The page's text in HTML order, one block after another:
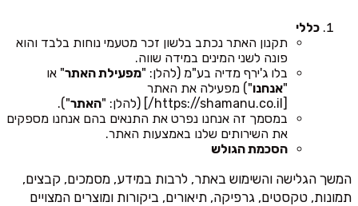
כללי
תקנון האתר נכתב בלשון זכר מטעמי נוחות בלבד והוא
פונה לשני המינים במידה שווה.
בלו ג'ירף מדיה בע"מ (להלן: "מפעילת האתר" או
"אנחנו") מפעילה את האתר
[https://shamanu.co.il/] (להלן: "
האתר").
במסמך זה אנחנו נפרט את התנאים בהם אנחנו מספקים
את השירותים שלנו באמצעות האתר.
הסכמת הגולש
המשך הגלישה והשימוש באתר, לרבות במידע, מסמכים, קבצים,
תמונות, טקסטים, גרפיקה, תיאורים, ביקורות ומוצרים המצויים